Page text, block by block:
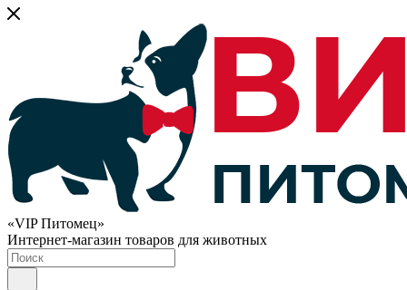
«VIP Питомец»
Интернет-магазин товаров для животных